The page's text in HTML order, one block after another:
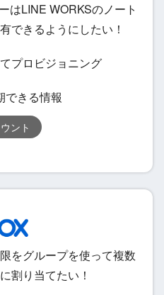
はLINE WORKSのノート
できるようにしたい！
プロビジョニング
できる情報
ント
をグループを使って複数
割り当てたい！